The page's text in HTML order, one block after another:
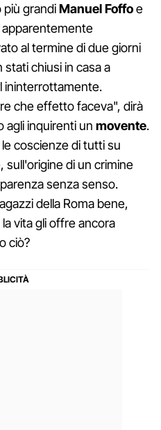
più grandiManuel Foffoe
apparentemente
al termine di due giorni
stati chiusi in casa a
ininterrottamente.
che effetto faceva", dirà
agli inquirenti un movente.
coscienze di tutti su
sull'origine di un crimine
senza senso.
della Roma bene,
vita gli offre ancora
ciò?